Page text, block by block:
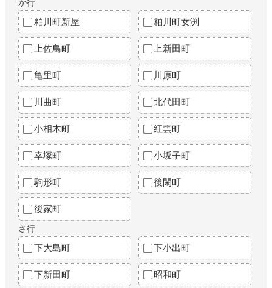
か行
粕川町新屋 粕川町女渕
上佐鳥町 上新田町
亀里町 川原町
川曲町 北代田町
小相木町 紅雲町
幸塚町 小坂子町
駒形町 後閑町
後家町
さ行
下大島町 下小出町
下新田町 昭和町